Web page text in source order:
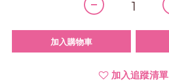
加入購物車
加入追蹤清單